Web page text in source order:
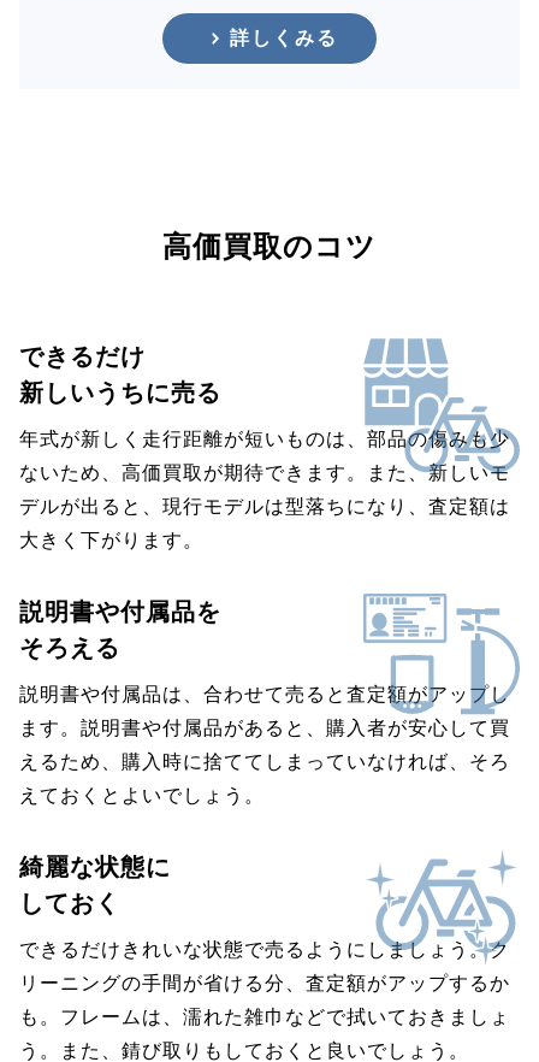
詳しくみる
高価買取のコツ
できるだけ
新しいうちに売る
年式が新しく走行距離が短いものは、部品の傷みも少
ないため、高価買取が期待できます。また、新しいモ
デルが出ると、現行モデルは型落ちになり、査定額は
大きく下がります。
説明書や付属品を
そろえる
説明書や付属品は、合わせて売ると査定額がアップし
ます。説明書や付属品があると、購入者が安心して買
えるため、購入時に捨ててしまっていなければ、そろ
えておくとよいでしょう。
綺麗な状態に
しておく
できるだけきれいな状態で売るようにしましょう。ク
リーニングの手間が省ける分、査定額がアップするか
も。フレームは、濡れた雑巾などで拭いておきましょ
う。また、錆び取りもしておくと良いでしょう。